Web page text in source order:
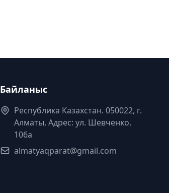
Байланыс
Республика Казахстан. 050022, г.
Алматы, Адрес: ул. Шевченко,
106а
almatyaqparat@gmail.com